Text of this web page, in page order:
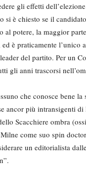
gli effetti
si è chiesto se il
al potere, la maggior
è praticamente
del partito. Per un
gli anni trascorsi
che conosce bene
ancor più intransigenti
Scacchiere ombra
come suo spin
un editorialista